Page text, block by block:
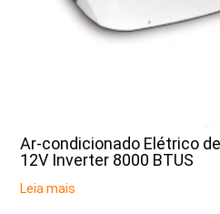
Ar-condicionado Elétrico
12V Inverter 8000 BTUS
Leia mais